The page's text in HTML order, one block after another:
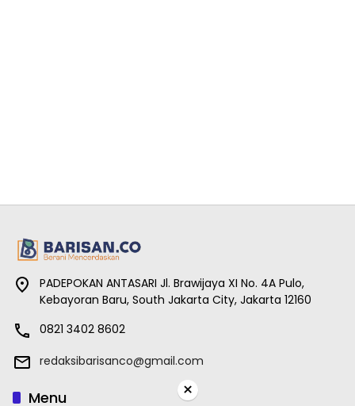
PADEPOKAN ANTASARI Jl. Brawijaya XI No. 4A Pulo,
Kebayoran Baru, South Jakarta City, Jakarta 12160
0821 3402 8602
redaksibarisanco@gmail.com
Menu ×